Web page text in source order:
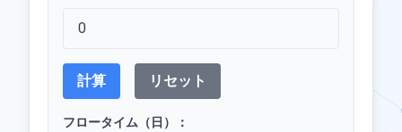
計算 リセット
フロータイム（日）：